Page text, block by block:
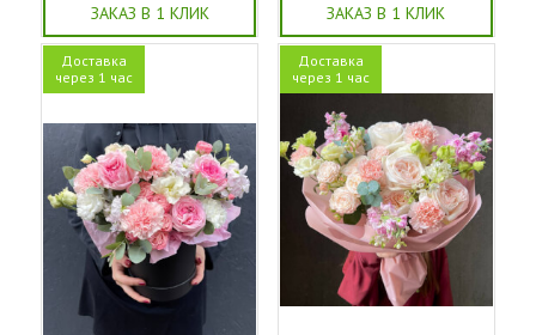
ЗАКАЗ В 1 КЛИК ЗАКАЗ В 1 КЛИК
Доставка
через 1 час
Доставка
через 1 час